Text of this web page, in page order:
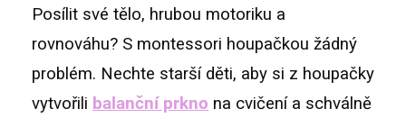
Posílit své tělo, hrubou motoriku a
rovnováhu? S montessori houpačkou žádný
problém. Nechte starší děti, aby si z houpačky
vytvořili balanční prkno na cvičení a schválně